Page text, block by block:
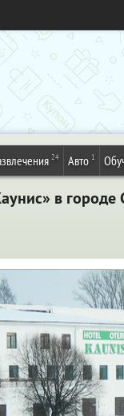
24 Авто 1
в